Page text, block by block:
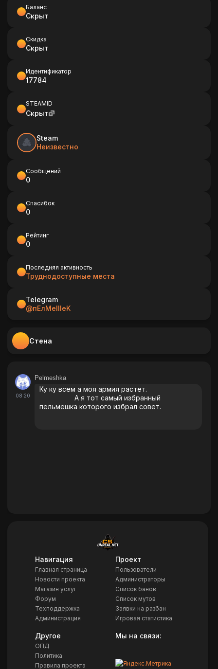
Баланс
Скрыт
Скидка
Скрыт
Идентификатор
17784
STEAMID
Скрыт
Steam
Неизвестно
Сообщений
0
Спасибок
0
Рейтинг
0
Последняя активность
Труднодоступные места
Telegram
@пEлMеlllеK
Стена
08:20
Pelmeshka
Ку ку всем а моя армия растет.
А я тот самый избранный
пельмешка которого избрал совет.
Навигация
Главная страница
Новости проекта
Магазин услуг
Форум
Техподдержка
Администрация
Проект
Пользователи
Администраторы
Список банов
Список мутов
Заявки на разбан
Игровая статистика
Другое
ОПД
Политика
Правила проекта
Мы на связи: